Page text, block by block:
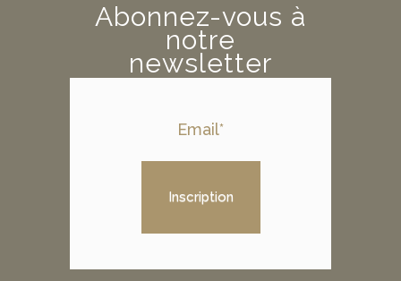
Abonnez-vous à
notre
newsletter
Inscription